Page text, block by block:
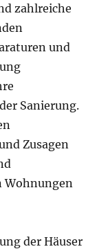
zahlreiche
und
Sanierung.
Zusagen
Wohnungen
der Häuser